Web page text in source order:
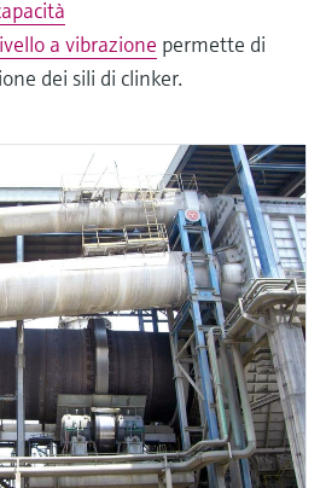
a vibrazione permette di
dei sili di clinker.